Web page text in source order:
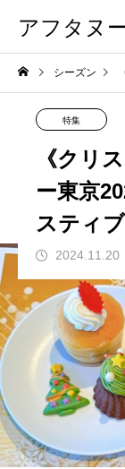
アフタヌ
シーズン
特集
《クリ
ー東京
スティ
2024.11.20